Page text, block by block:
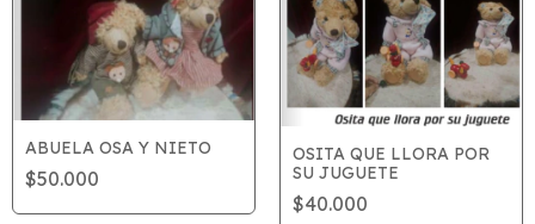
ABUELA OSA Y NIETO
$50.000
OSITA QUE LLORA POR
SU JUGUETE
$40.000